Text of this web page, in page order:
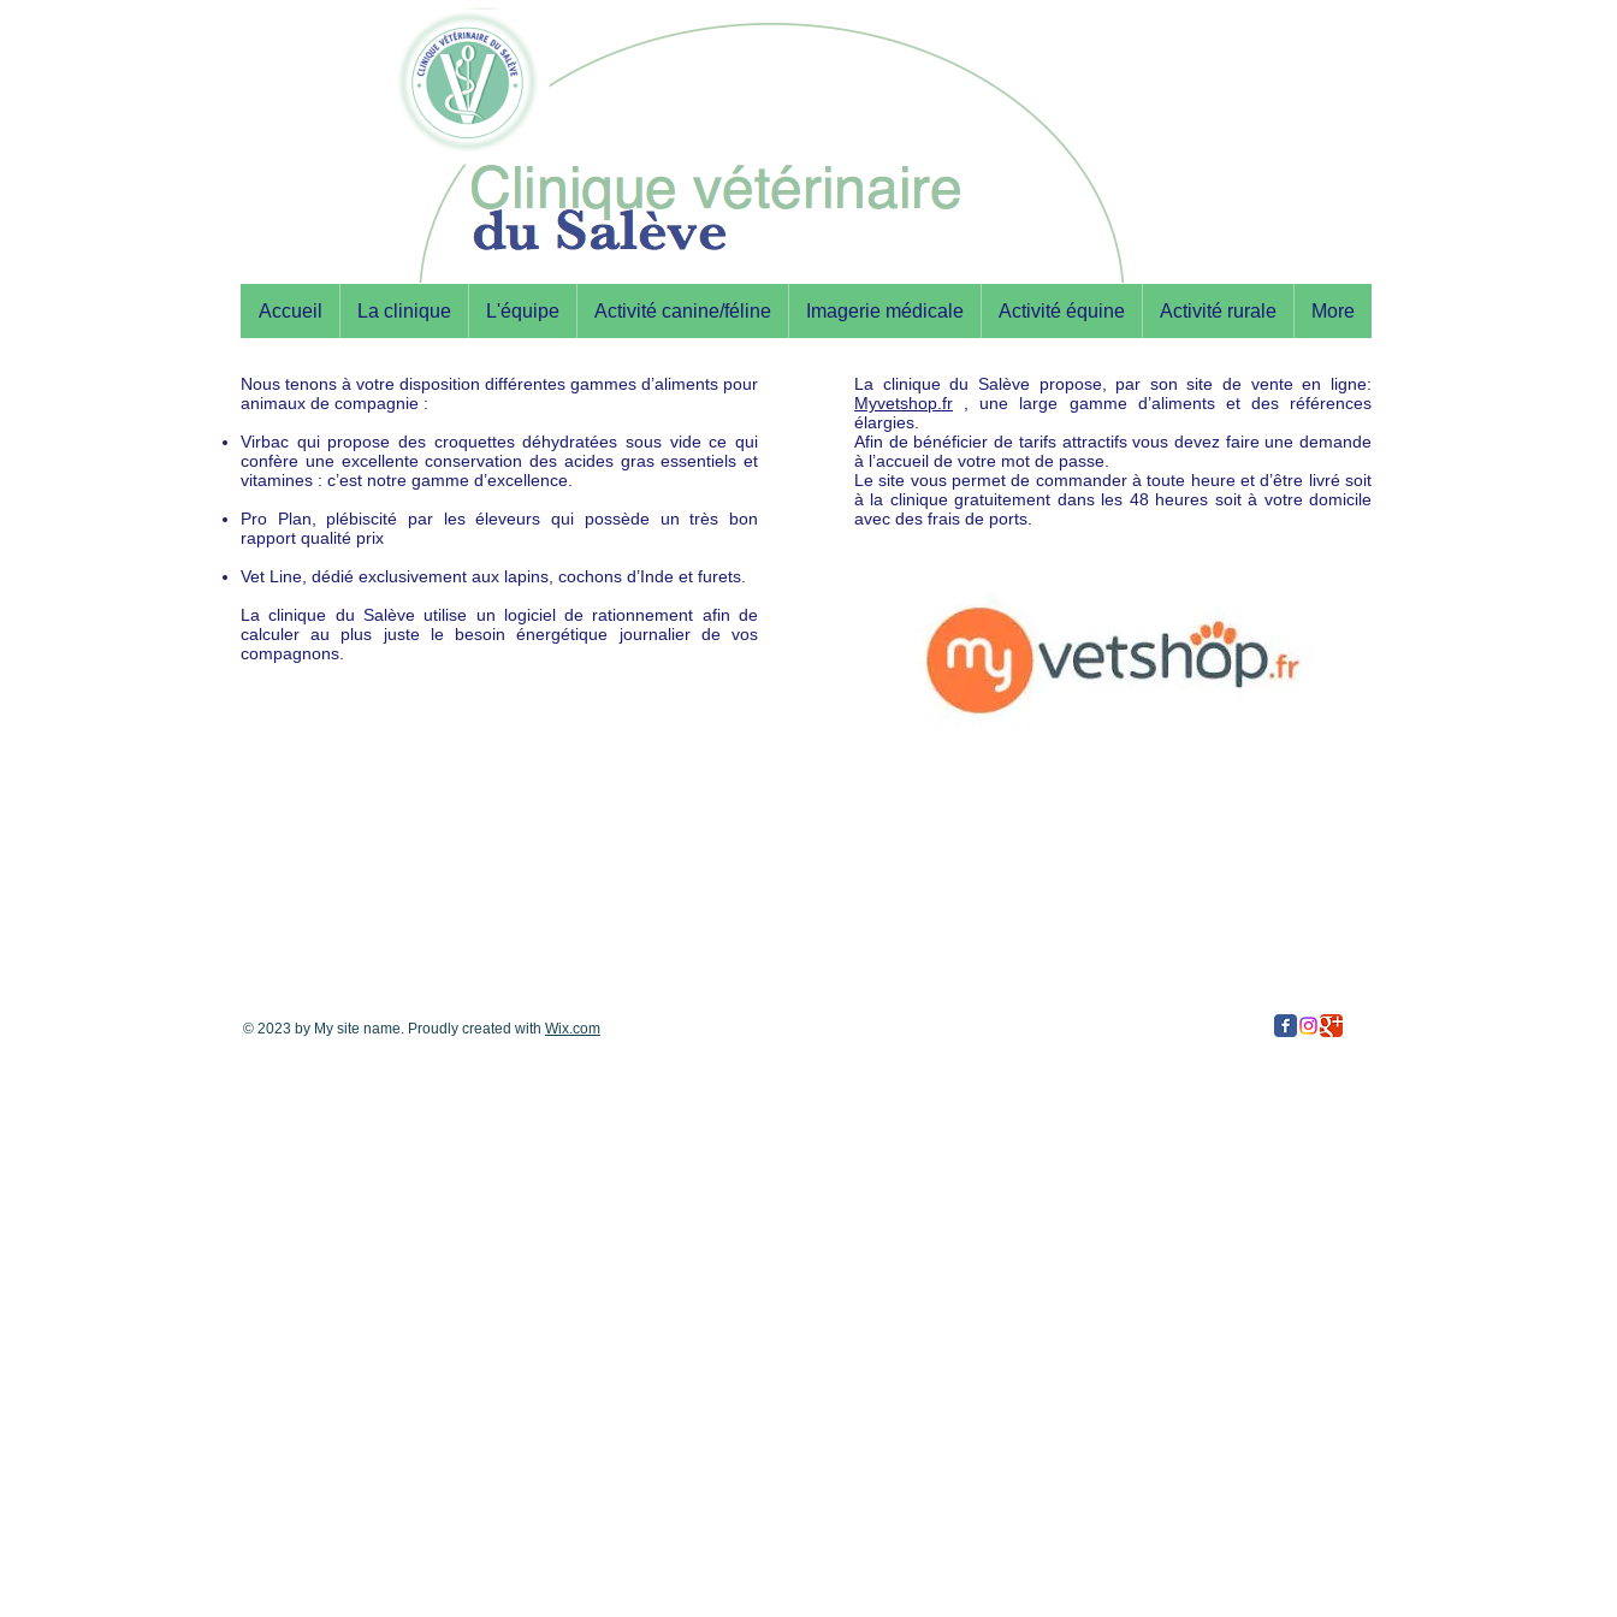
Accueil La clinique L'équipe Activité canine/féline Imagerie médicale Activité équine Activité rurale More
Nous tenons à votre disposition différentes gammes d’aliments pour
animaux de compagnie :
Virbac qui propose des croquettes déhydratées sous vide ce qui
confère une excellente conservation des acides gras essentiels et
vitamines : c’est notre gamme d’excellence.
Pro Plan, plébiscité par les éleveurs qui possède un très bon
rapport qualité prix
Vet Line, dédié exclusivement aux lapins, cochons d’Inde et furets.
La clinique du Salève utilise un logiciel de rationnement afin de
calculer au plus juste le besoin énergétique journalier de vos
compagnons.
La clinique du Salève propose, par son site de vente en ligne:
Myvetshop.fr , une large gamme d’aliments et des références
élargies.
Afin de bénéficier de tarifs attractifs vous devez faire une demande
à l’accueil de votre mot de passe.
Le site vous permet de commander à toute heure et d’être livré soit
à la clinique gratuitement dans les 48 heures soit à votre domicile
avec des frais de ports.
© 2023 by My site name. Proudly created with Wix.com